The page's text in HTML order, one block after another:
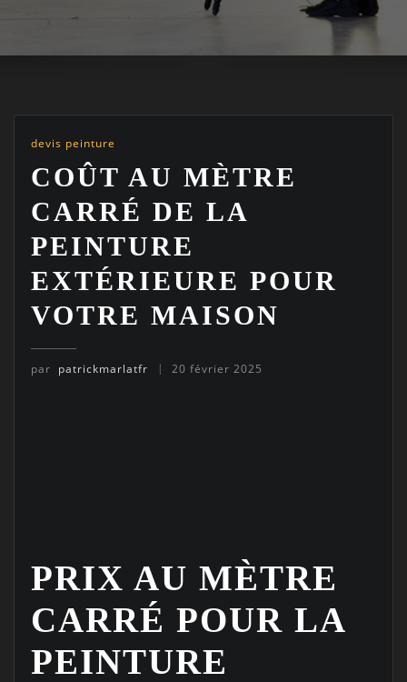
devis peinture
COÛT AU MÈTRE
CARRÉ DE LA
PEINTURE
EXTÉRIEURE POUR
VOTRE MAISON
par patrickmarlatfr 20 février 2025
PRIX AU MÈTRE
CARRÉ POUR LA
PEINTURE